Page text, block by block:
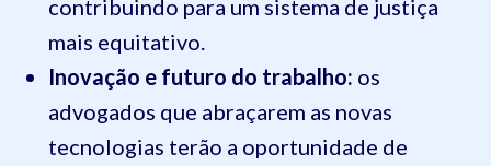
contribuindo para um sistema de justiça
mais equitativo.
Inovação e futuro do trabalho: os
advogados que abraçarem as novas
tecnologias terão a oportunidade de